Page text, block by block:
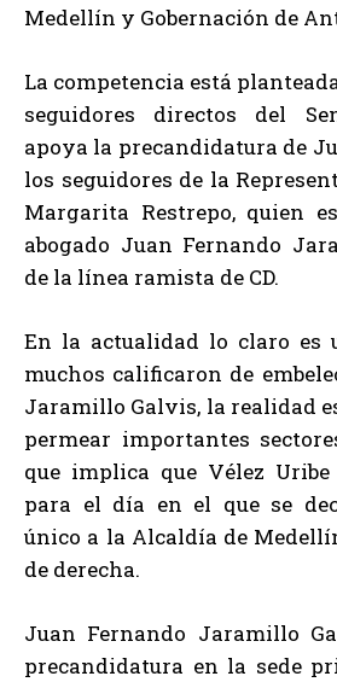
Medellín y Gobernación de
La competencia está
seguidores directos del
apoya la precandidatura de
los seguidores de la
Margarita Restrepo, quien
abogado Juan Fernando
de la línea ramista de CD.
En la actualidad lo claro es
muchos calificaron de
Jaramillo Galvis, la realidad
permear importantes
que implica que Vélez
para el día en el que se
único a la Alcaldía de
de derecha.
Juan Fernando Jaramillo
precandidatura en la sede